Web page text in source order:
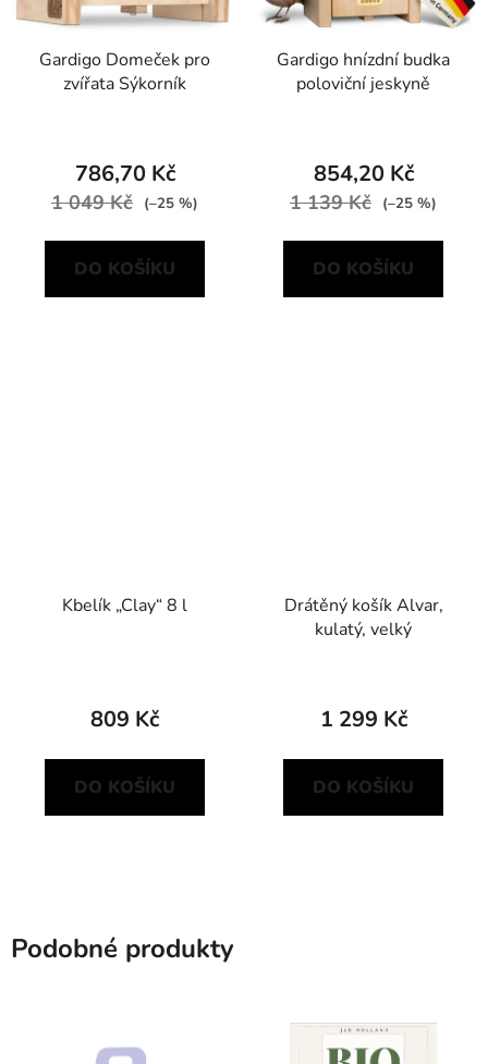
Gardigo Domeček pro
zvířata Sýkorník
786,70 Kč
1 049 Kč (–25 %)
DO KOŠÍKU
Gardigo hnízdní budka
poloviční jeskyně
854,20 Kč
1 139 Kč (–25 %)
DO KOŠÍKU
Kbelík „Clay“ 8 l
809 Kč
DO KOŠÍKU
Drátěný košík Alvar,
kulatý, velký
1 299 Kč
DO KOŠÍKU
Podobné produkty